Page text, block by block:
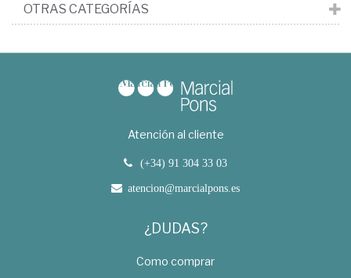
OTRAS CATEGORÍAS
Atención al cliente
(+34) 91 304 33 03
atencion@marcialpons.es
¿DUDAS?
Como comprar